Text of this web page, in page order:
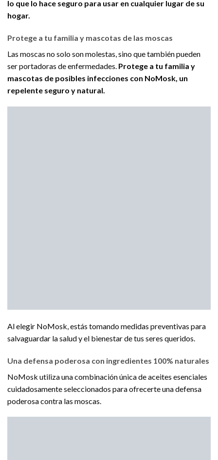
lo que lo hace seguro para usar en cualquier lugar de su
hogar.
Protege a tu familia y mascotas de las moscas
Las moscas no solo son molestas, sino que también pueden
ser portadoras de enfermedades. Protege a tu familia y
mascotas de posibles infecciones con NoMosk, un
repelente seguro y natural.
Al elegir NoMosk, estás tomando medidas preventivas para
salvaguardar la salud y el bienestar de tus seres queridos.
Una defensa poderosa con ingredientes 100% naturales
NoMosk utiliza una combinación única de aceites esenciales
cuidadosamente seleccionados para ofrecerte una defensa
poderosa contra las moscas.